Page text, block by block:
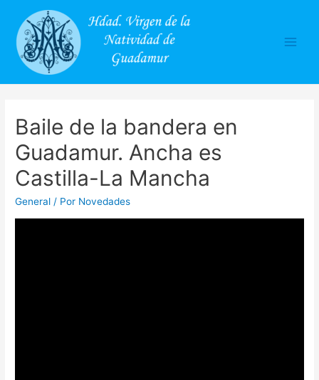
Baile de la bandera en
Guadamur. Ancha es
Castilla-La Mancha
General / Por Novedades